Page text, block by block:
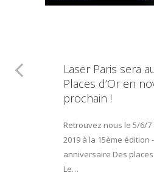
Laser Paris sera
Places d’Or en
prochain !
Retrouvez nous le 5/6/7
2019 à la 15ème édition
anniversaire Des
Le…